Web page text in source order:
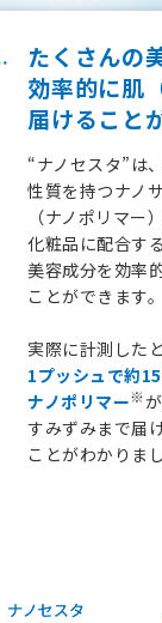
たくさんの
効率的に肌
届けること
“ナノセスタ”は
性質を持つナノ
（ナノポリマー
化粧品に配合す
美容成分を効率
ことができます。
実際に計測した
1プッシュで約
ナノポリマー※
すみずみまで届
ことがわかりまし